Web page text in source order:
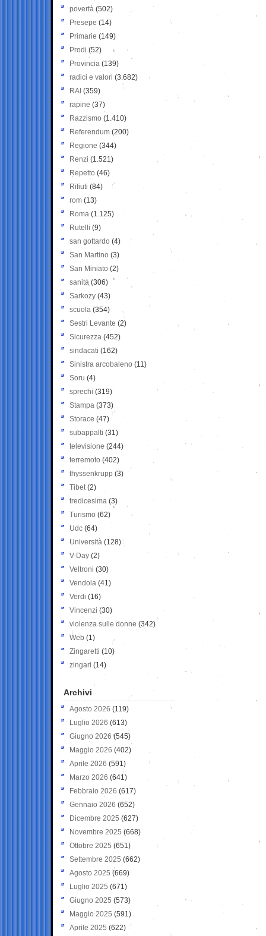
povertà (502)
Presepe (14)
Primarie (149)
Prodi (52)
Provincia (139)
radici e valori (3.682)
RAI (359)
rapine (37)
Razzismo (1.410)
Referendum (200)
Regione (344)
Renzi (1.521)
Repetto (46)
Rifiuti (84)
rom (13)
Roma (1.125)
Rutelli (9)
san gottardo (4)
San Martino (3)
San Miniato (2)
sanità (306)
Sarkozy (43)
scuola (354)
Sestri Levante (2)
Sicurezza (452)
sindacati (162)
Sinistra arcobaleno (11)
Soru (4)
sprechi (319)
Stampa (373)
Storace (47)
subappalti (31)
televisione(244)
terremoto (402)
thyssenkrupp (3)
Tibet(2)
tredicesima (3)
Turismo (62)
Udc (64)
Università (128)
V-Day (2)
Veltroni (30)
Vendola (41)
Verdi (16)
Vincenzi (30)
violenza sulle donne (342)
Web (1)
Zingaretti (10)
zingari (14)
Archivi
Agosto 2026 (119)
Luglio 2026 (613)
Giugno 2026 (545)
Maggio 2026 (402)
Aprile 2026 (591)
Marzo 2026 (641)
Febbraio 2026 (617)
Gennaio 2026 (652)
Dicembre 2025 (627)
Novembre 2025 (668)
Ottobre 2025 (651)
Settembre 2025 (662)
Agosto 2025 (669)
Luglio 2025 (671)
Giugno 2025 (573)
Maggio 2025 (591)
Aprile 2025 (622)